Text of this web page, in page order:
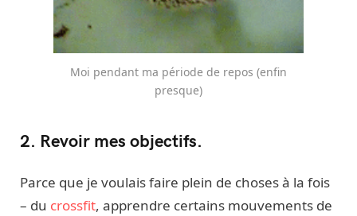
Moi pendant ma période de repos (enfin
presque)
2. Revoir mes objectifs.
Parce que je voulais faire plein de choses à la fois
– du crossfit, apprendre certains mouvements de